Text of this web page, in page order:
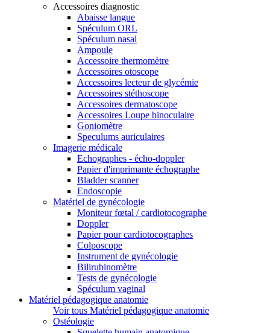
Accessoires diagnostic
Abaisse langue
Spéculum ORL
Spéculum nasal
Ampoule
Accessoire thermomètre
Accessoires otoscope
Accessoires lecteur de glycémie
Accessoires stéthoscope
Accessoires dermatoscope
Accessoires Loupe binoculaire
Goniomètre
Speculums auriculaires
Imagerie médicale
Echographes - écho-doppler
Papier d'imprimante échographe
Bladder scanner
Endoscopie
Matériel de gynécologie
Moniteur fœtal / cardiotocographe
Doppler
Papier pour cardiotocographes
Colposcope
Instrument de gynécologie
Bilirubinomètre
Tests de gynécologie
Spéculum vaginal
Matériel pédagogique anatomie
Voir tous Matériel pédagogique anatomie
Ostéologie